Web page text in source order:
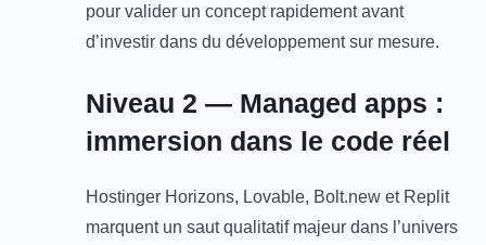
pour valider un concept rapidement avant
d’investir dans du développement sur mesure.
Niveau 2 — Managed apps :
immersion dans le code réel
Hostinger Horizons, Lovable, Bolt.new et Replit
marquent un saut qualitatif majeur dans l’univers